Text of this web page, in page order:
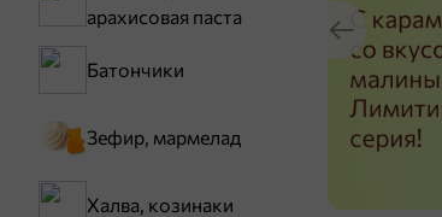
арахисовая паста
Батончики
Зефир, мармелад
Халва, козинаки